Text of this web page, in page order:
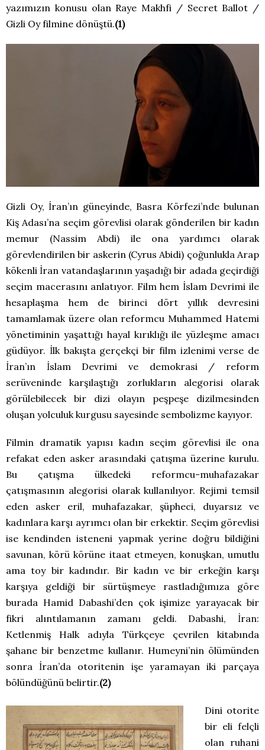
yazımızın konusu olan Raye Makhfi / Secret Ballot /
Gizli Oy filmine dönüştü.(1)
Gizli Oy, İran’ın güneyinde, Basra Körfezi’nde bulunan
Kiş Adası’na seçim görevlisi olarak gönderilen bir kadın
memur (Nassim Abdi) ile ona yardımcı olarak
görevlendirilen bir askerin (Cyrus Abidi) çoğunlukla Arap
kökenli İran vatandaşlarının yaşadığı bir adada geçirdiği
seçim macerasını anlatıyor. Film hem İslam Devrimi ile
hesaplaşma hem de birinci dört yıllık devresini
tamamlamak üzere olan reformcu Muhammed Hatemi
yönetiminin yaşattığı hayal kırıklığı ile yüzleşme amacı
güdüyor. İlk bakışta gerçekçi bir film izlenimi verse de
İran’ın İslam Devrimi ve demokrasi / reform
serüveninde karşılaştığı zorlukların alegorisi olarak
görülebilecek bir dizi olayın peşpeşe dizilmesinden
oluşan yolculuk kurgusu sayesinde sembolizme kayıyor.
Filmin dramatik yapısı kadın seçim görevlisi ile ona
refakat eden asker arasındaki çatışma üzerine kurulu.
Bu çatışma ülkedeki reformcu-muhafazakar
çatışmasının alegorisi olarak kullanılıyor. Rejimi temsil
eden asker eril, muhafazakar, şüpheci, duyarsız ve
kadınlara karşı ayrımcı olan bir erkektir. Seçim görevlisi
ise kendinden isteneni yapmak yerine doğru bildiğini
savunan, körü körüne itaat etmeyen, konuşkan, umutlu
ama toy bir kadındır. Bir kadın ve bir erkeğin karşı
karşıya geldiği bir sürtüşmeye rastladığımıza göre
burada Hamid Dabashi’den çok işimize yarayacak bir
fikri alıntılamanın zamanı geldi. Dabashi, İran:
Ketlenmiş Halk adıyla Türkçeye çevrilen kitabında
şahane bir benzetme kullanır. Humeyni’nin ölümünden
sonra İran’da otoritenin işe yaramayan iki parçaya
bölündüğünü belirtir.(2)
Dini otorite
bir eli felçli
olan ruhani